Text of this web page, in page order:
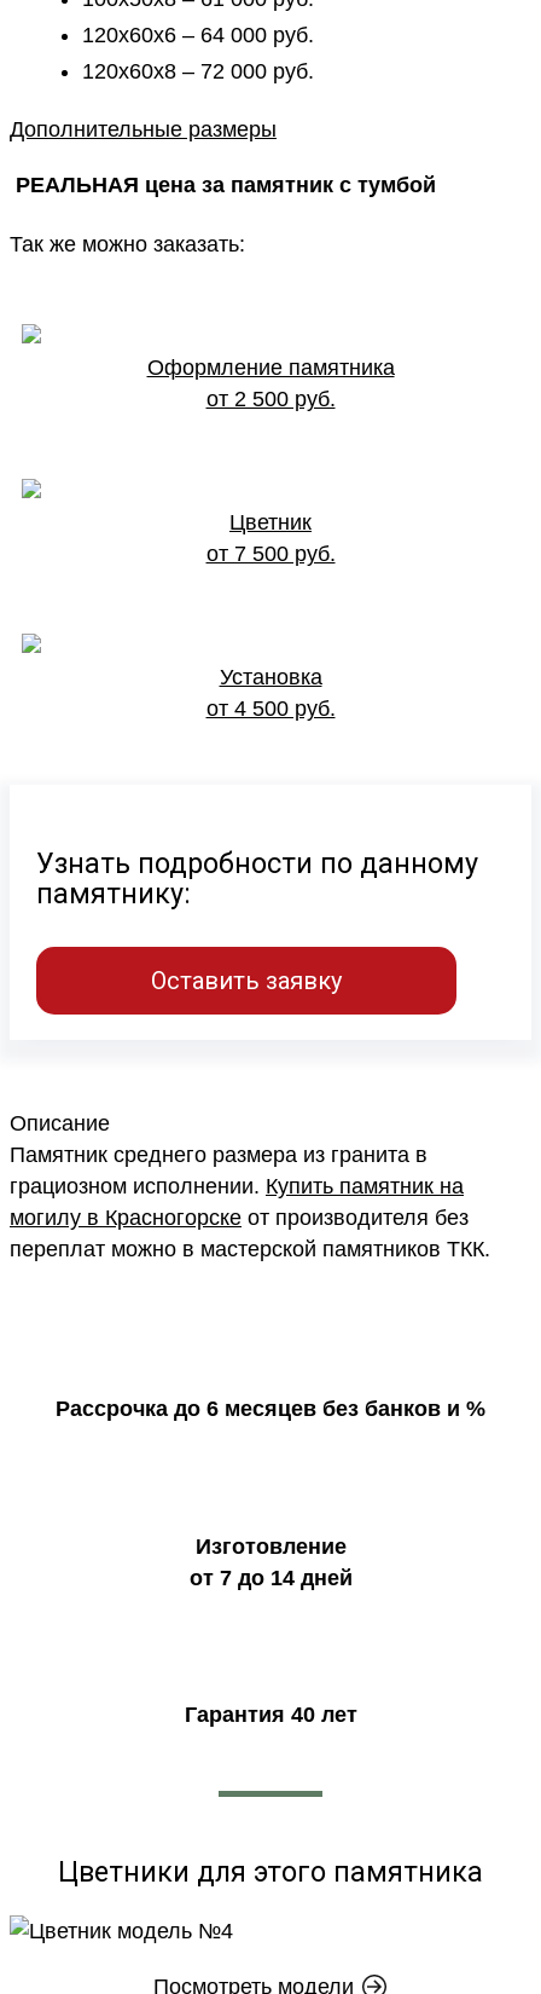
120х60х6 – 64 000 руб.
120х60х8 – 72 000 руб.
Дополнительные размеры
РЕАЛЬНАЯ цена за памятник с тумбой
Так же можно заказать:
Оформление памятника
от 2 500 руб.
Цветник
от 7 500 руб.
Установка
от 4 500 руб.
Узнать подробности по данному
памятнику:
Оставить заявку
Описание
Памятник среднего размера из гранита в
грациозном исполнении. Купить памятник на
могилу в Красногорске от производителя без
переплат можно в мастерской памятников ТКК.
Рассрочка до 6 месяцев без банков и %
Изготовление
от 7 до 14 дней
Гарантия 40 лет
Цветники для этого памятника
Посмотреть модели